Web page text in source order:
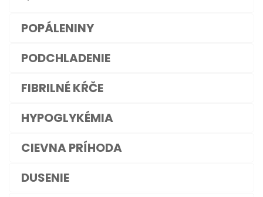
POPÁLENINY
PODCHLADENIE
FIBRILNÉ KŔČE
HYPOGLYKÉMIA
CIEVNA PRÍHODA
DUSENIE